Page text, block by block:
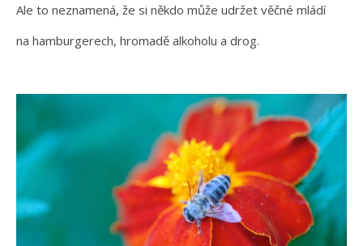
Ale to neznamená, že si někdo může udržet věčné mládí
na hamburgerech, hromadě alkoholu a drog.